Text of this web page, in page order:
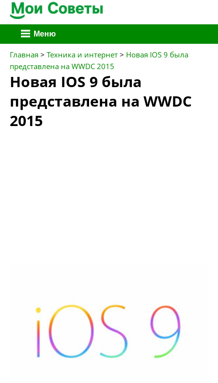
Перейти
к
содержимому
Меню
Главная > Техника и интернет > Новая IOS 9 была
представлена на WWDC 2015
Новая IOS 9 была
представлена на WWDC
2015